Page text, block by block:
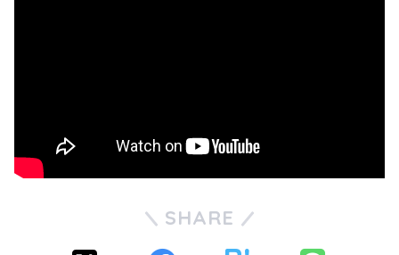
SHARE